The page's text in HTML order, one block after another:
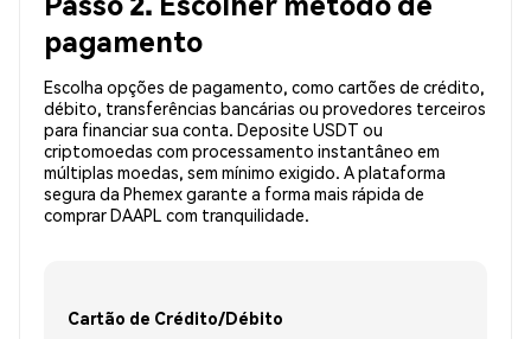
pagamento
Escolha opções de pagamento, como cartões de crédito,
débito, transferências bancárias ou provedores terceiros
para financiar sua conta. Deposite USDT ou
criptomoedas com processamento instantâneo em
múltiplas moedas, sem mínimo exigido. A plataforma
segura da Phemex garante a forma mais rápida de
comprar DAAPL com tranquilidade.
Cartão de Crédito/Débito